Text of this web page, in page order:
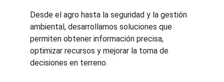
Desde el agro hasta la seguridad y la gestión
ambiental, desarrollamos soluciones que
permiten obtener información precisa,
optimizar recursos y mejorar la toma de
decisiones en terreno.